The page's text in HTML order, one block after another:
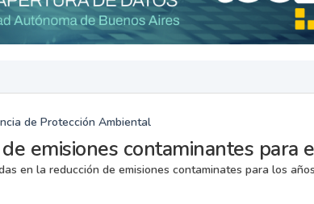
de Protección Ambiental
emisiones contaminantes para
en la reducción de emisiones contaminates para los